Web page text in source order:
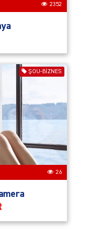
2352
ŞOU-BIZNES
26